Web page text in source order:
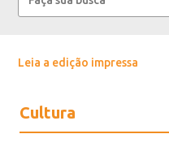
Leia a edição impressa
Cultura